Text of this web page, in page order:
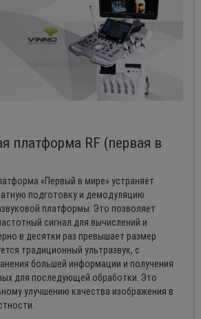
платформа RF (первая в
«Первый в мире» устраняет
подготовку и демодуляцию
платформы. Это позволяет
сигнал для вычислений и
в десятки раз превышает размер
традиционный ультразвук, с
большей информации и получения
для последующей обработки. Это
улучшению качества изображения в